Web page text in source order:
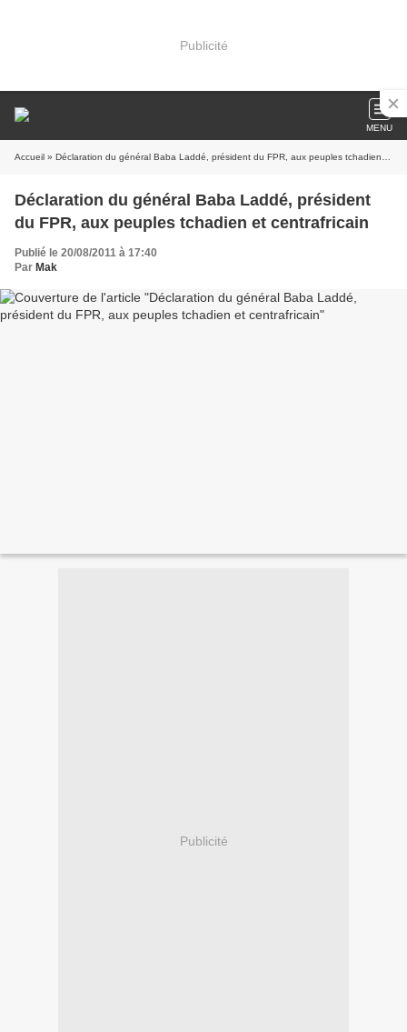
Publicité
MENU
Accueil » Déclaration du général Baba Laddé, président du FPR, aux peuples tchadien et centrafricain
Déclaration du général Baba Laddé, président
du FPR, aux peuples tchadien et centrafricain
Publié le 20/08/2011 à 17:40
Par Mak
Publicité